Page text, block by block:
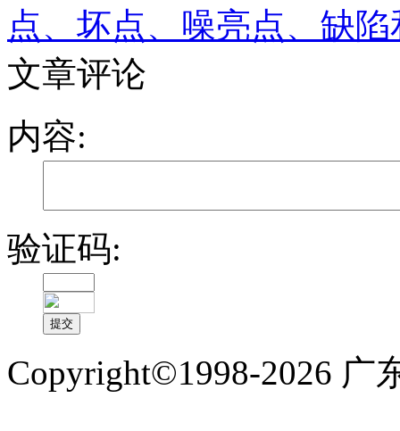
点、坏点、噪亮点、缺
文章评论
内容:
验证码:
Copyright©1998-2026 广